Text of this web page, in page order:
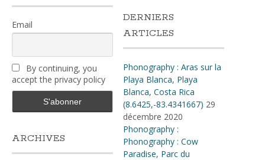
Email
By continuing, you
accept the privacy policy
ARCHIVES
DERNIERS
ARTICLES
Phonography : Aras sur la
Playa Blanca, Playa
Blanca, Costa Rica
(8.6425,-83.4341667) 29
décembre 2020
Phonography :
Phonography : Cow
Paradise, Parc du